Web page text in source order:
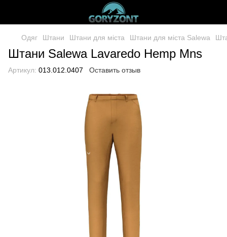
Одяг Штани Штани для міста Штани для міста Salewa
Штани Salewa Lavaredo Hemp Mns
Артикул: 013.012.0407 Оставить отзыв